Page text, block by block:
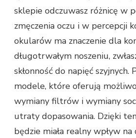
sklepie odczuwasz różnicę w
zmęczenia oczu i w percepcji
okularów ma znaczenie dla
długotrwałym noszeniu,
skłonność do napięć szyjnych.
modele, które oferują
wymiany filtrów i wymiany
utraty dopasowania. Dzięki
będzie miała realny wpływ na